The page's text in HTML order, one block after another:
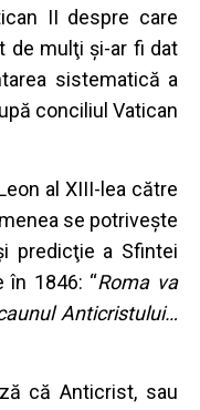
II despre care
de mulţi şi-ar fi dat
sistematică a
conciliul Vatican
al XIII-lea către
se potriveşte
predicţie a Sfintei
în 1846: “Roma va
Anticristului…
că Anticrist, sau